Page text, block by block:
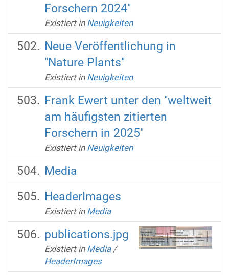
Forschern 2024"
Existiert in Neuigkeiten
Neue Veröffentlichung in
"Nature Plants"
Existiert in Neuigkeiten
Frank Ewert unter den "weltweit
am häufigsten zitierten
Forschern in 2025"
Existiert in Neuigkeiten
Media
HeaderImages
Existiert in Media
publications.jpg
Existiert in Media /
HeaderImages